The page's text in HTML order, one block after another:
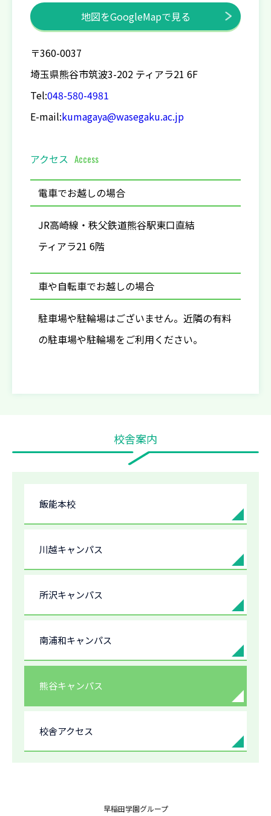
地図をGoogleMapで見る
〒360-0037
埼玉県熊谷市筑波3-202 ティアラ21 6F
Tel:048-580-4981
E-mail:kumagaya@wasegaku.ac.jp
アクセス Access
電車でお越しの場合
JR高崎線・秩父鉄道熊谷駅東口直結
ティアラ21 6階
車や自転車でお越しの場合
駐車場や駐輪場はございません。近隣の有料
の駐車場や駐輪場をご利用ください。
校舎案内
飯能本校
川越キャンパス
所沢キャンパス
南浦和キャンパス
熊谷キャンパス
校舎アクセス
早稲田学園グループ